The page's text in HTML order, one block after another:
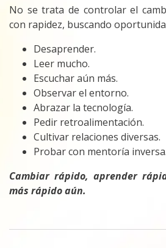
No se trata de controlar el
con rapidez, buscando
Desaprender.
Leer mucho.
Escuchar aún más.
Observar el entorno.
Abrazar la tecnología.
Pedir retroalimentación.
Cultivar relaciones diversas.
Probar con mentoría inversa.
Cambiar rápido, aprender
más rápido aún.